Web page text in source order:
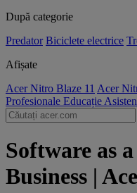
După categorie
Predator Biciclete electrice
Afișate
Acer Nitro Blaze 11 Acer
Profesionale Educație
Software as
Business |